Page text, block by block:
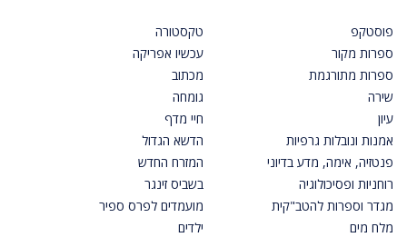
פוסטקפ
ספרות מקור
ספרות מתורגמת
שירה
עיון
אמנות ונובלות גרפיות
פנטזיה, אימה, מדע בדיוני
רוחניות ופסיכולוגיה
מגדר וספרות להטב"קית
מלח מים
טקסטורה
עכשיו אפריקה
מכתוב
גומחה
חיי מדף
הדשא הגדול
המזרח החדש
בשביס זינגר
מועמדים לפרס ספיר
ילדים